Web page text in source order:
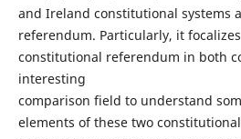
and Ireland constitutional systems
referendum. Particularly, it
constitutional referendum in both
interesting
comparison field to understand
elements of these two